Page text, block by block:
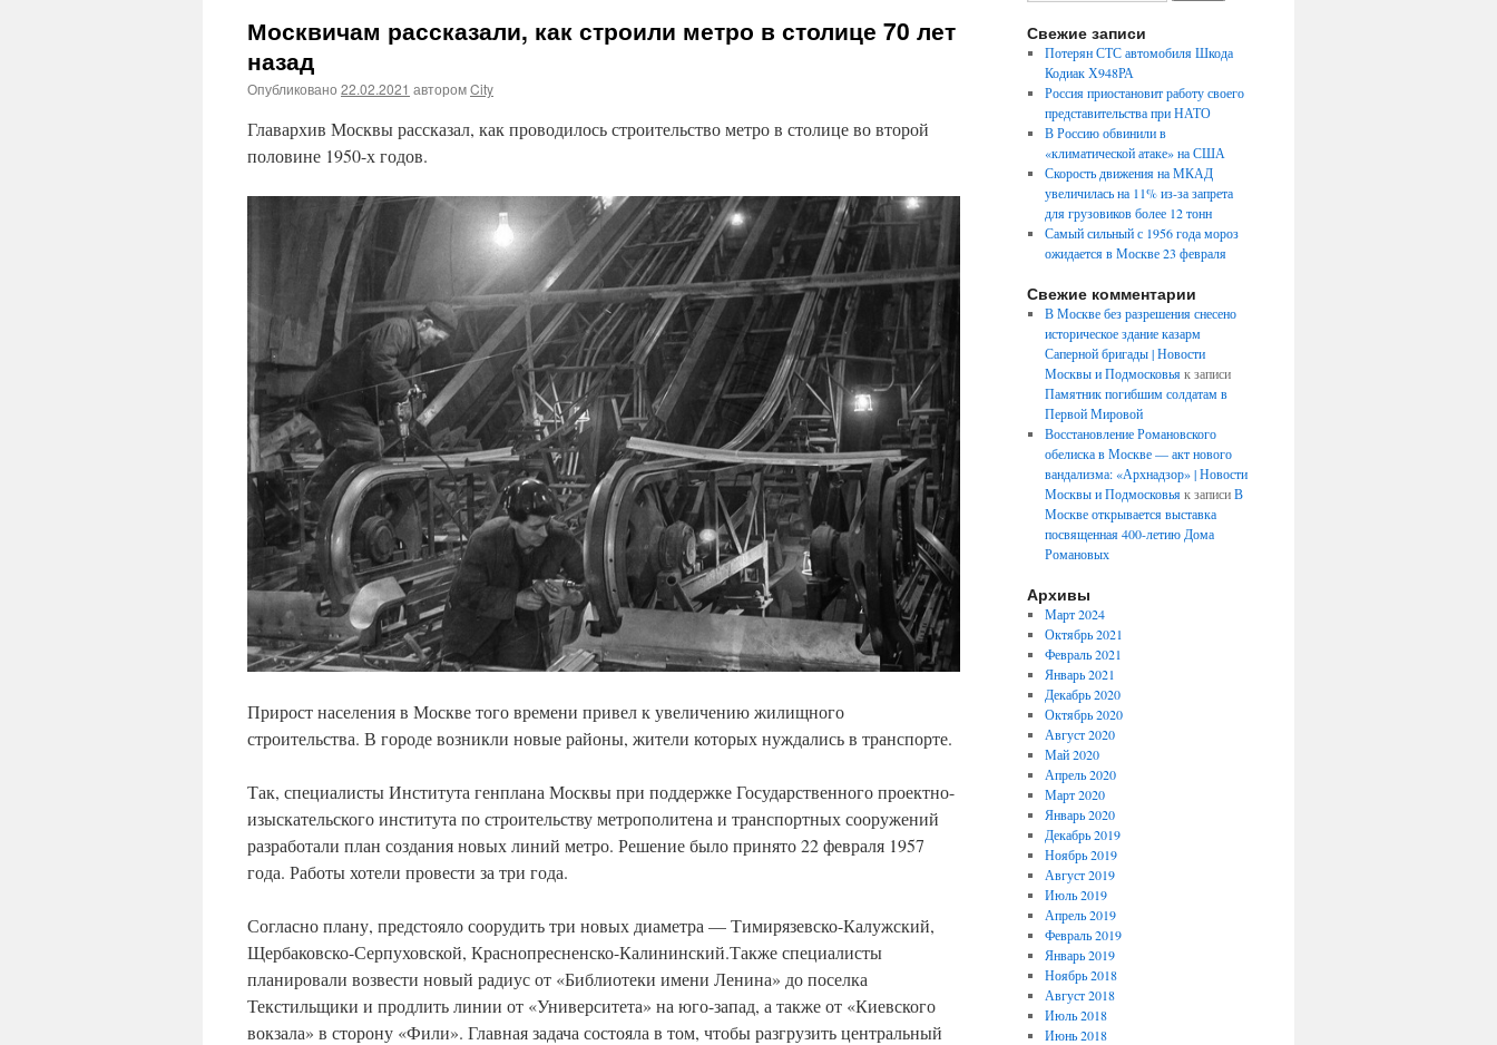
Москвичам рассказали, как строили метро в столице 70 лет
назад
Опубликовано 22.02.2021 авторомCity
Главархив Москвы рассказал, как проводилось строительство метро в столице во второй
половине 1950-х годов.
Прирост населения в Москве того времени привел к увеличению жилищного
строительства. В городе возникли новые районы, жители которых нуждались в транспорте.
Так, специалисты Института генплана Москвы при поддержке Государственного проектно-
изыскательского института по строительству метрополитена и транспортных сооружений
разработали план создания новых линий метро. Решение было принято 22 февраля 1957
года. Работы хотели провести за три года.
Согласно плану, предстояло соорудить три новых диаметра — Тимирязевско-Калужский,
Щербаковско-Серпуховской, Краснопресненско-Калининский.Также специалисты
планировали возвести новый радиус от «Библиотеки имени Ленина» до поселка
Текстильщики и продлить линии от «Университета» на юго-запад, а также от «Киевского
вокзала» в сторону «Фили». Главная задача состояла в том, чтобы разгрузить центральный
Свежие записи
Потерян СТС автомобиля Шкода
Кодиак Х948РА
Россия приостановит работу своего
представительства при НАТО
В Россию обвинили в
«климатической атаке» на США
Скорость движения на МКАД
увеличилась на 11% из-за запрета
для грузовиков более 12 тонн
Самый сильный с 1956 года мороз
ожидается в Москве 23 февраля
Свежие комментарии
В Москве без разрешения снесено
историческое здание казарм
Саперной бригады | Новости
Москвы и Подмосковьяк записи
Памятник погибшим солдатам в
Первой Мировой
Восстановление Романовского
обелиска в Москве — акт нового
вандализма: «Архнадзор» | Новости
Москвы и Подмосковьяк записиВ
Москве открывается выставка
посвященная 400-летию Дома
Романовых
Архивы
Март 2024
Октябрь 2021
Февраль 2021
Январь 2021
Декабрь 2020
Октябрь 2020
Август 2020
Май 2020
Апрель 2020
Март 2020
Январь 2020
Декабрь 2019
Ноябрь 2019
Август 2019
Июль 2019
Апрель 2019
Февраль 2019
Январь 2019
Ноябрь 2018
Август 2018
Июль 2018
Июнь 2018